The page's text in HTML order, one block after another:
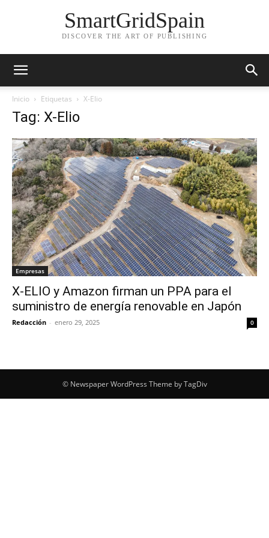
SmartGridSpain
DISCOVER THE ART OF PUBLISHING
Inicio Etiquetas X-Elio
Tag: X-Elio
Empresas
X-ELIO y Amazon firman un PPA para el
suministro de energía renovable en Japón
Redacción - enero 29, 2025 0
© Newspaper WordPress Theme by TagDiv